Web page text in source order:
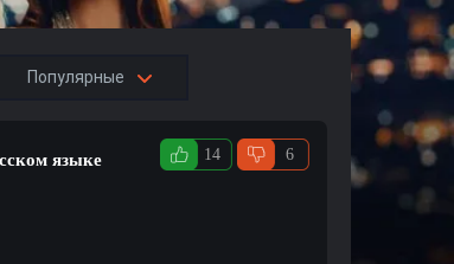
Популярные
языке 14 6